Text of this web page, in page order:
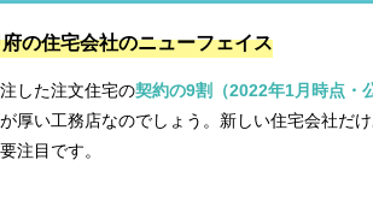
の住宅会社のニューフェイス
した注文住宅の契約の9割（2022年1月時点・
厚い工務店なのでしょう。新しい住宅会社だ
注目です。